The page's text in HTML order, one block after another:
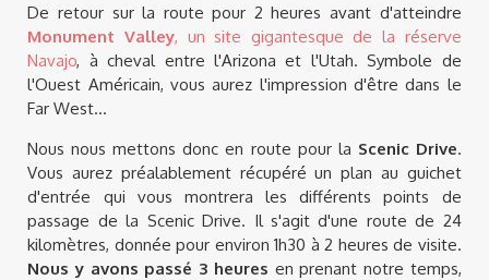
De retour sur la route pour 2 heures avant d'atteindre
Monument Valley, un site gigantesque de la réserve
Navajo, à cheval entre l'Arizona et l'Utah. Symbole de
l'Ouest Américain, vous aurez l'impression d'être dans le
Far West...
Nous nous mettons donc en route pour la Scenic Drive.
Vous aurez préalablement récupéré un plan au guichet
d'entrée qui vous montrera les différents points de
passage de la Scenic Drive. Il s'agit d'une route de 24
kilomètres, donnée pour environ 1h30 à 2 heures de visite.
Nous y avons passé 3 heures en prenant notre temps,